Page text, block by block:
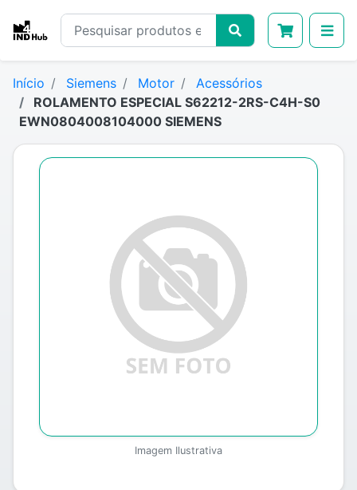
Início Siemens Motor
Acessórios
ROLAMENTO ESPECIAL S62212-2RS-C4H-S0
EWN0804008104000 SIEMENS
Imagem Ilustrativa